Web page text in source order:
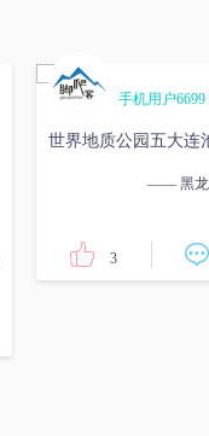
手机用户6699
世界地质公园五大连
—— 黑龙
3